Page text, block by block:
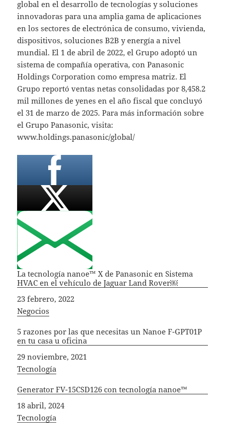
global en el desarrollo de tecnologías y soluciones
innovadoras para una amplia gama de aplicaciones
en los sectores de electrónica de consumo, vivienda,
dispositivos, soluciones B2B y energía a nivel
mundial. El 1 de abril de 2022, el Grupo adoptó un
sistema de compañía operativa, con Panasonic
Holdings Corporation como empresa matriz. El
Grupo reportó ventas netas consolidadas por 8,458.2
mil millones de yenes en el año fiscal que concluyó
el 31 de marzo de 2025. Para más información sobre
el Grupo Panasonic, visita:
www.holdings.panasonic/global/
La tecnología nanoe™ X de Panasonic en Sistema
HVAC en el vehículo de Jaguar Land Rover￼
Fecha
23 febrero, 2022
In relation to
Negocios
5 razones por las que necesitas un Nanoe F-GPT01P
en tu casa u oficina
Fecha
29 noviembre, 2021
In relation to
Tecnología
Generator FV-15CSD126 con tecnología nanoe™
Fecha
18 abril, 2024
In relation to
Tecnología